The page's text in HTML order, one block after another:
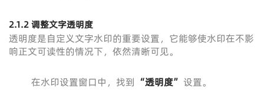
2.1.2 调整文字透明度
透明度是自定义文字水印的重要设置，它能够使水印在不影
响正文可读性的情况下，依然清晰可见。
在水印设置窗口中，找到 “透明度” 设置。